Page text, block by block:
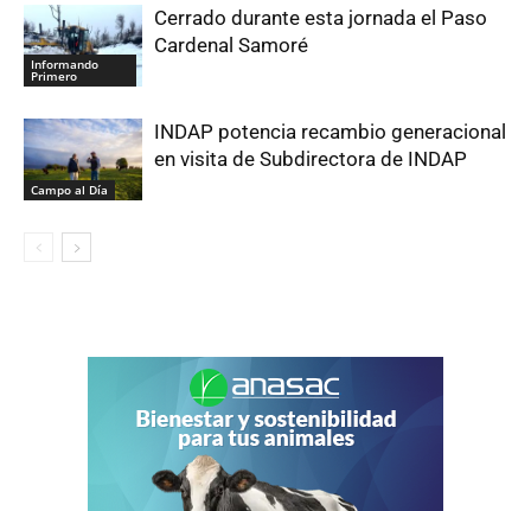
Informando
Primero
Cerrado durante esta jornada el Paso
Cardenal Samoré
Campo al Día
INDAP potencia recambio generacional
en visita de Subdirectora de INDAP